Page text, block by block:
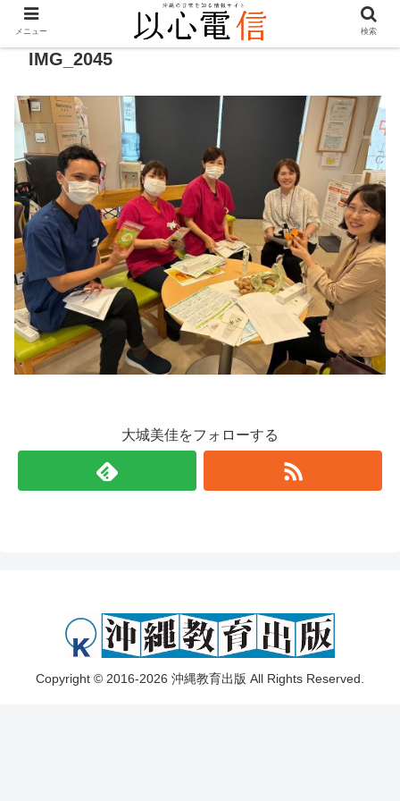
IMG_2045
大城美佳をフォローする
Copyright © 2016-2026 沖縄教育出版 All Rights Reserved.
メニュー 検索